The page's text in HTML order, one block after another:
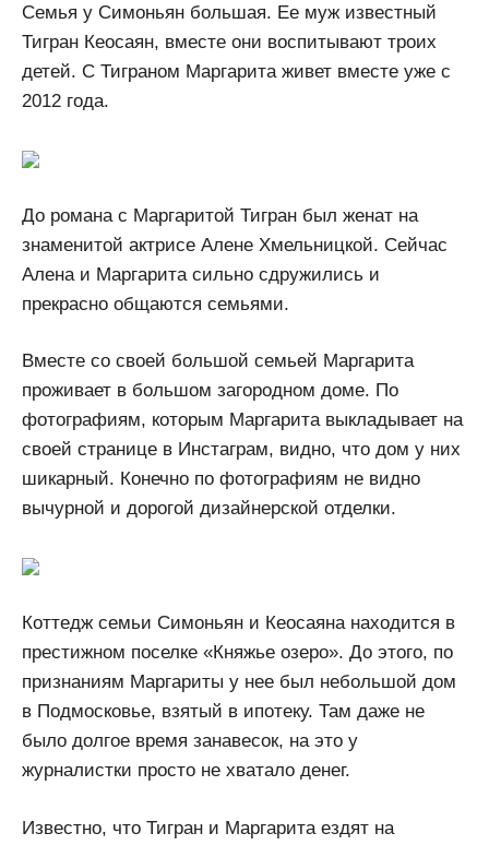
Семья у Симоньян большая. Ее муж известный
Тигран Кеосаян, вместе они воспитывают троих
детей. С Тиграном Маргарита живет вместе уже с
2012 года.
До романа с Маргаритой Тигран был женат на
знаменитой актрисе Алене Хмельницкой. Сейчас
Алена и Маргарита сильно сдружились и
прекрасно общаются семьями.
Вместе со своей большой семьей Маргарита
проживает в большом загородном доме. По
фотографиям, которым Маргарита выкладывает на
своей странице в Инстаграм, видно, что дом у них
шикарный. Конечно по фотографиям не видно
вычурной и дорогой дизайнерской отделки.
Коттедж семьи Симоньян и Кеосаяна находится в
престижном поселке «Княжье озеро». До этого, по
признаниям Маргариты у нее был небольшой дом
в Подмосковье, взятый в ипотеку. Там даже не
было долгое время занавесок, на это у
журналистки просто не хватало денег.
Известно, что Тигран и Маргарита ездят на